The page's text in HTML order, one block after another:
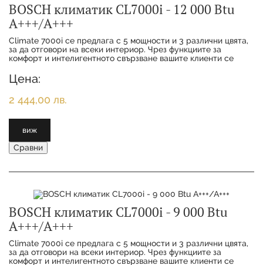
BOSCH климатик CL7000i - 12 000 Btu
А+++/А+++
Climate 7000i се предлага с 5 мощности и 3 различни цвята,
за да отговори на всеки интериор. Чрез функциите за
комфорт и интелигентното свързване вашите клиенти се
Цена:
2 444,00 лв.
виж
Сравни
BOSCH климатик CL7000i - 9 000 Btu
А+++/А+++
Climate 7000i се предлага с 5 мощности и 3 различни цвята,
за да отговори на всеки интериор. Чрез функциите за
комфорт и интелигентното свързване вашите клиенти се